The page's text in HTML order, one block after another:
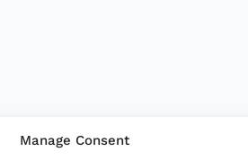
Manage Consent